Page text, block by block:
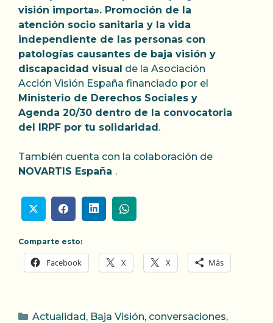
visión importa». Promoción de la
atención socio sanitaria y la vida
independiente de las personas con
patologías causantes de baja visión y
discapacidad visual de la Asociación
Acción Visión España financiado por el
Ministerio de Derechos Sociales y
Agenda 20/30 dentro de la convocatoria
del IRPF por tu solidaridad .
También cuenta con la colaboración de
NOVARTIS España .
Comparte esto:
Facebook X X Más
Categorías
Actualidad, Baja Visión, conversaciones,